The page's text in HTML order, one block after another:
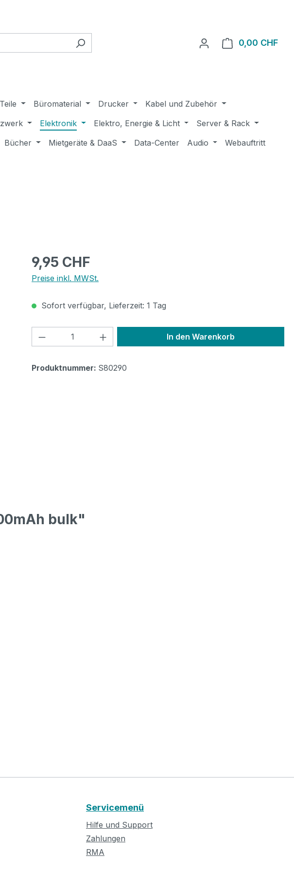
0,00 CHF
Büromaterial Drucker
Kabel und Zubehör
Elektronik Elektro, Energie & Licht
Server & Rack
Bücher Mietgeräte & DaaS Data-Center Audio
Webauftritt
Regulärer Preis:
9,95 CHF
Preise inkl. MWSt.
Sofort verfügbar, Lieferzeit: 1 Tag
Produkt Anzahl: Gib den gewünschten Wert
In den Warenkorb
Produktnummer: S80290
bulk"
Servicemenü
Hilfe und Support
Zahlungen
RMA